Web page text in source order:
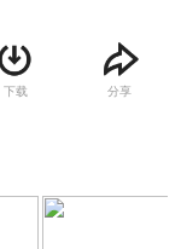
下载 分享